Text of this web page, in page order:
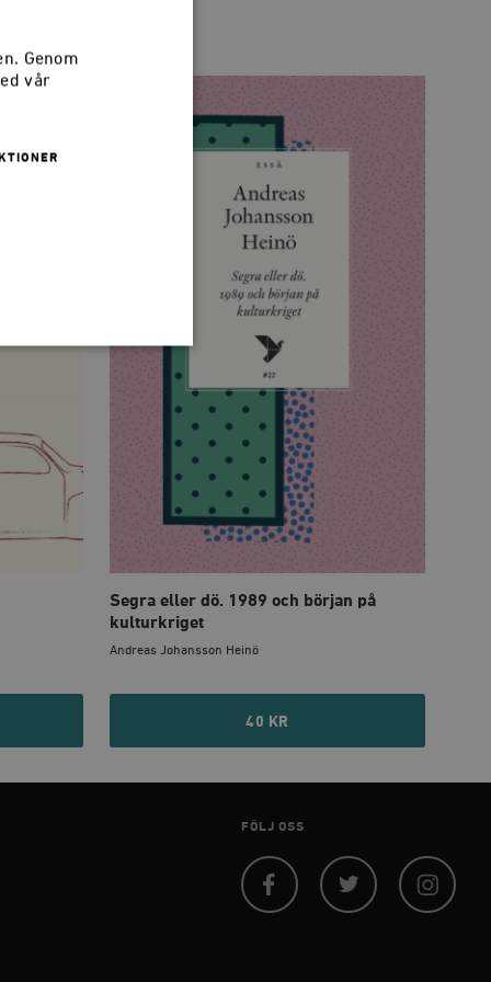
Segra eller dö. 1989 och början på
kulturkriget
Andreas Johansson Heinö
40 KR
FÖLJ OSS
Genom
vår
användas ordentligt
innehåll / data
Den innehåller
människor och bots.
Den innehåller
människor och bots.